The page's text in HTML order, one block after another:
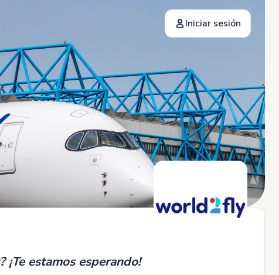
Iniciar sesión
estamos esperando!